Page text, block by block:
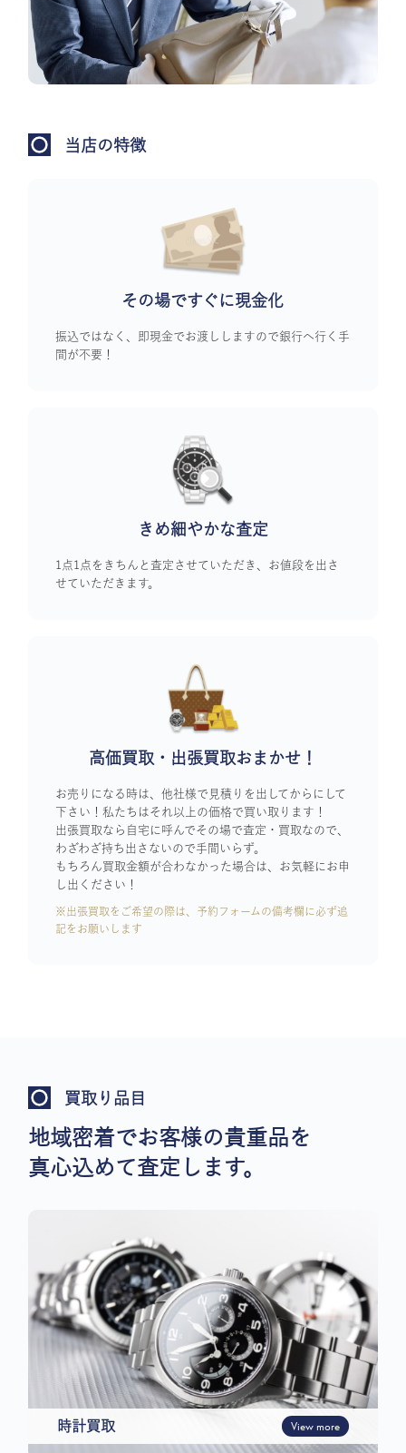
当店の特徴
その場ですぐに現金化
振込ではなく、即現金でお渡ししますので銀行へ行く手
間が不要！
きめ細やかな査定
1点1点をきちんと査定させていただき、お値段を出さ
せていただきます。
高価買取・出張買取おまかせ！
お売りになる時は、他社様で見積りを出してからにして
下さい！私たちはそれ以上の価格で買い取ります！
出張買取なら自宅に呼んでその場で査定・買取なので、
わざわざ持ち出さないので手間いらず。
もちろん買取金額が合わなかった場合は、お気軽にお申
し出ください！
※出張買取をご希望の際は、予約フォームの備考欄に必ず追
記をお願いします
買取り品目
地域密着でお客様の貴重品を
真心込めて査定します。
時計買取 View more